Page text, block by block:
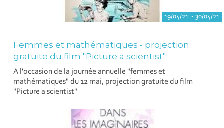
19/04/21 - 30/04/21
Femmes et mathématiques - projection
gratuite du film "Picture a scientist"
A l'occasion de la journée annuelle "femmes et
mathématiques" du 12 mai, projection gratuite du film
"Picture a scientist"